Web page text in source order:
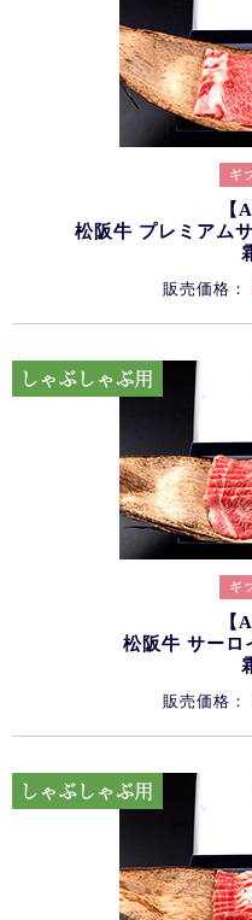
【
松阪牛 プレミアム
販売価格：
【
松阪牛 サーロ
販売価格：